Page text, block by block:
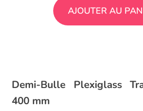
AJOUTER AU
Demi-Bulle Plexiglass
400 mm